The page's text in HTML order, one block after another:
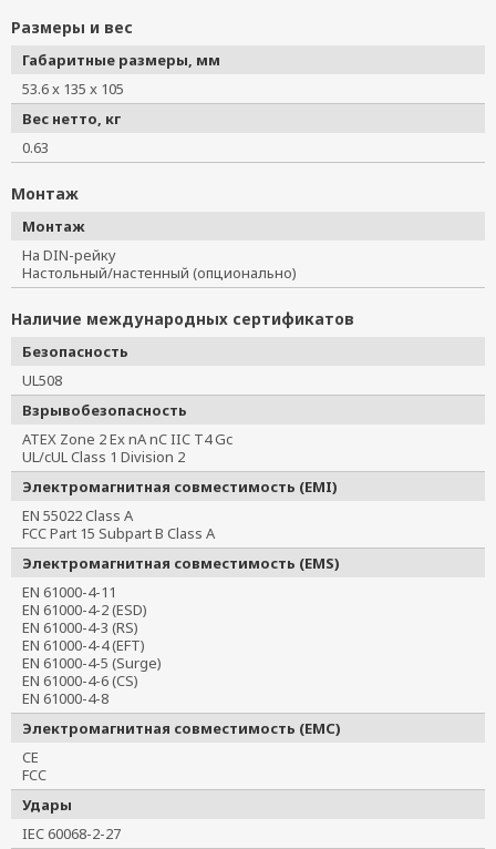
Размеры и вес
Габаритные размеры, мм
53.6 x 135 x 105
Вес нетто, кг
0.63
Монтаж
Монтаж
На DIN-рейку
Настольный/настенный (опционально)
Наличие международных сертификатов
Безопасность
UL508
Взрывобезопасность
ATEX Zone 2 Ex nA nC IIC T4 Gc
UL/cUL Class 1 Division 2
Электромагнитная совместимость (EMI)
EN 55022 Class A
FCC Part 15 Subpart B Class A
Электромагнитная совместимость (EMS)
EN 61000-4-11
EN 61000-4-2 (ESD)
EN 61000-4-3 (RS)
EN 61000-4-4 (EFT)
EN 61000-4-5 (Surge)
EN 61000-4-6 (CS)
EN 61000-4-8
Электромагнитная совместимость (EMC)
CE
FCC
Удары
IEC 60068-2-27